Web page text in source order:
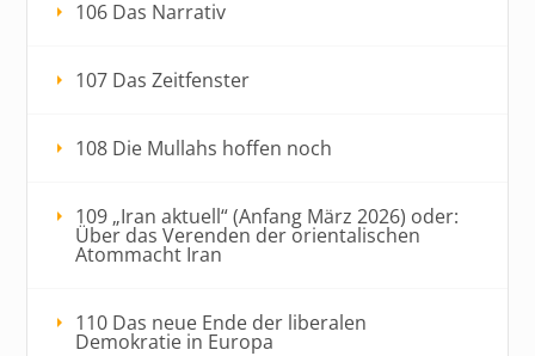
106 Das Narrativ
107 Das Zeitfenster
108 Die Mullahs hoffen noch
109 „Iran aktuell“ (Anfang März 2026) oder:
Über das Verenden der orientalischen
Atommacht Iran
110 Das neue Ende der liberalen
Demokratie in Europa